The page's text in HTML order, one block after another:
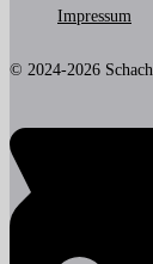
Impressum
© 2024-2026